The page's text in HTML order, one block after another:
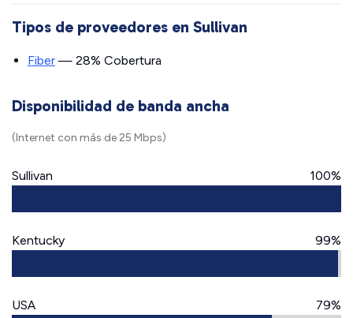
Tipos de proveedores en Sullivan
Fiber — 28% Cobertura
Disponibilidad de banda ancha
(Internet con más de 25 Mbps)
Sullivan 100%
Kentucky 99%
USA 79%